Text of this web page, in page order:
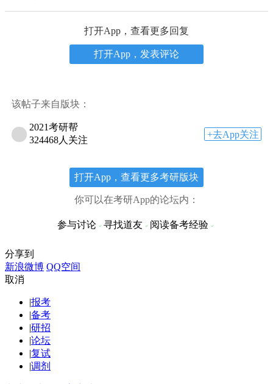
打开App，查看更多回复
打开App，发表评论
该帖子来自版块：
2021考研帮
324468人关注
+去App关注
打开App，查看更多考研版块
你可以在考研App的论坛内：
参与讨论 寻找道友 阅读备考经验
分享到
新浪微博 QQ空间
取消
|报考
|备考
|研招
|论坛
|复试
|调剂